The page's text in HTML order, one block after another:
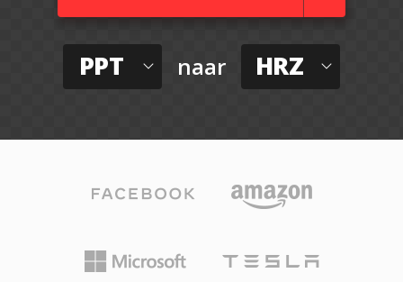
PPT naar HRZ